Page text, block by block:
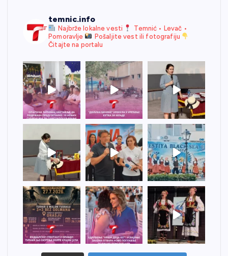
temnic.info
Najbrže lokalne vesti
Temnić • Levač •
Pomoravlje
Pošaljite vest ili fotografiju
Čitajte na portalu